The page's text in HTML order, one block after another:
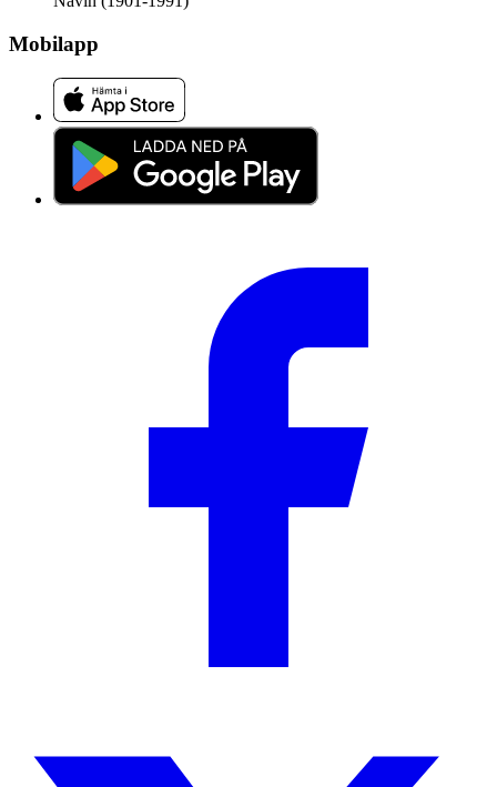
Mobilapp